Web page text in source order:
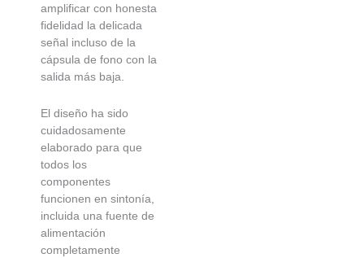
amplificar con honesta
fidelidad la delicada
señal incluso de la
cápsula de fono con la
salida más baja.
El diseño ha sido
cuidadosamente
elaborado para que
todos los
componentes
funcionen en sintonía,
incluida una fuente de
alimentación
completamente